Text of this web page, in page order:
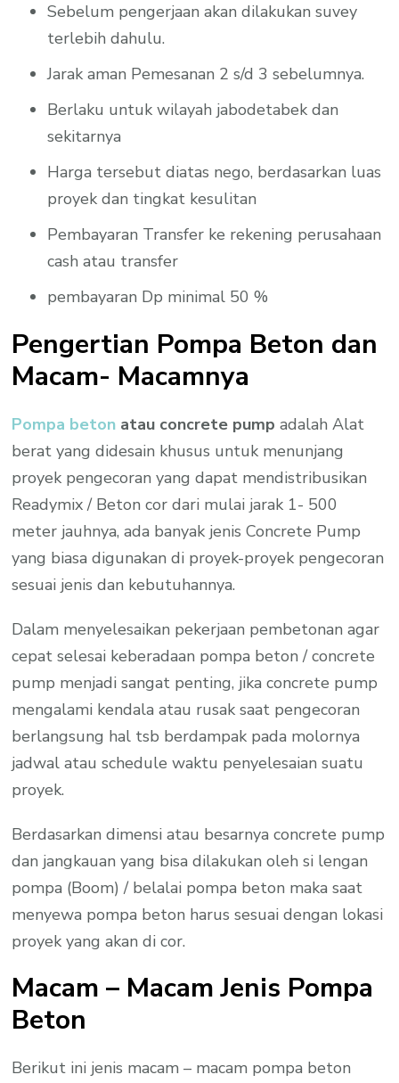
Sebelum pengerjaan akan dilakukan suvey
terlebih dahulu.
Jarak aman Pemesanan 2 s/d 3 sebelumnya.
Berlaku untuk wilayah jabodetabek dan
sekitarnya
Harga tersebut diatas nego, berdasarkan luas
proyek dan tingkat kesulitan
Pembayaran Transfer ke rekening perusahaan
cash atau transfer
pembayaran Dp minimal 50 %
Pengertian Pompa Beton dan
Macam- Macamnya
Pompa beton atau concrete pump adalah Alat
berat yang didesain khusus untuk menunjang
proyek pengecoran yang dapat mendistribusikan
Readymix / Beton cor dari mulai jarak 1- 500
meter jauhnya, ada banyak jenis Concrete Pump
yang biasa digunakan di proyek-proyek pengecoran
sesuai jenis dan kebutuhannya.
Dalam menyelesaikan pekerjaan pembetonan agar
cepat selesai keberadaan pompa beton / concrete
pump menjadi sangat penting, jika concrete pump
mengalami kendala atau rusak saat pengecoran
berlangsung hal tsb berdampak pada molornya
jadwal atau schedule waktu penyelesaian suatu
proyek.
Berdasarkan dimensi atau besarnya concrete pump
dan jangkauan yang bisa dilakukan oleh si lengan
pompa (Boom) / belalai pompa beton maka saat
menyewa pompa beton harus sesuai dengan lokasi
proyek yang akan di cor.
Macam – Macam Jenis Pompa
Beton
Berikut ini jenis macam – macam pompa beton